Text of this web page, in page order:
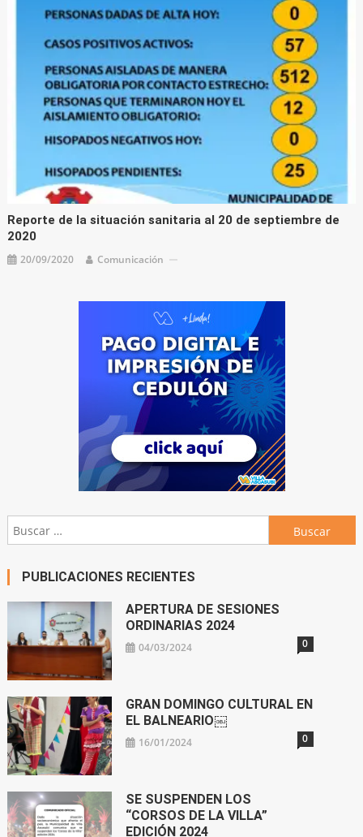
Reporte de la situación sanitaria al 20 de septiembre de
2020
20/09/2020 Comunicación
Buscar:
PUBLICACIONES RECIENTES
APERTURA DE SESIONES
ORDINARIAS 2024
04/03/2024 0
GRAN DOMINGO CULTURAL EN
EL BALNEARIO￼
16/01/2024 0
SE SUSPENDEN LOS
“CORSOS DE LA VILLA”
EDICIÓN 2024